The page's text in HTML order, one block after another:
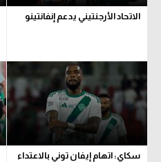
الاتحاد الأرجنتيني يدعم إنفانتينو
سكاي: اتهام إيفان توني بالاعتداء